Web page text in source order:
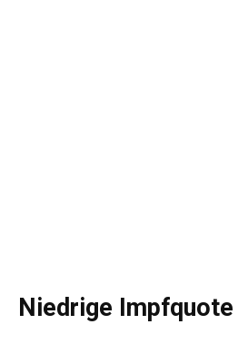
Niedrige Impfquote